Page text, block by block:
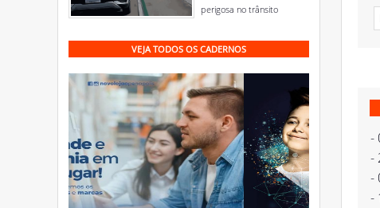
perigosa no trânsito
VEJA TODOS OS CADERNOS
-
-
-
-